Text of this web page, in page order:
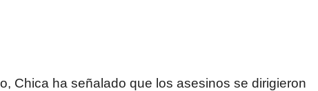
Chica ha señalado que los asesinos se dirigieron